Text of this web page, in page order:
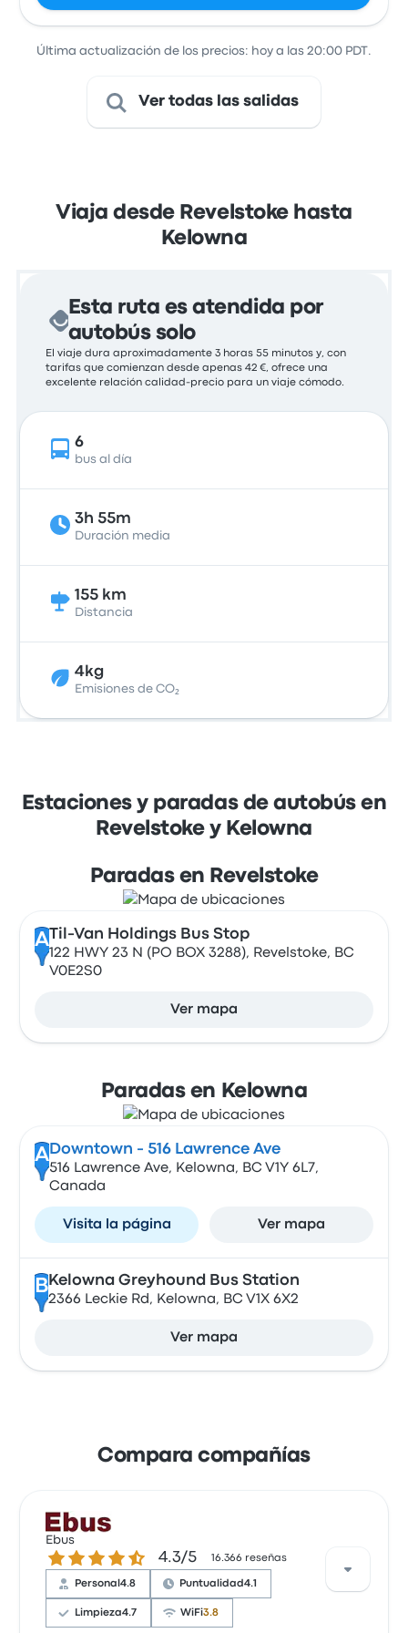
Última actualización de los precios: hoy a las 20:00 PDT.
Ver todas las salidas
Viaja desde Revelstoke hasta
Kelowna
Esta ruta es atendida por
autobús solo
El viaje dura aproximadamente 3 horas 55 minutos y, con
tarifas que comienzan desde apenas 42 €, ofrece una
excelente relación calidad-precio para un viaje cómodo.
6
bus al día
3h 55m
Duración media
155 km
Distancia
4kg
Emisiones de CO₂
Estaciones y paradas de autobús en
Revelstoke y Kelowna
Paradas en Revelstoke
A Til-Van Holdings Bus Stop
122 HWY 23 N (PO BOX 3288), Revelstoke, BC
V0E2S0
Ver mapa
Paradas en Kelowna
A Downtown - 516 Lawrence Ave
516 Lawrence Ave, Kelowna, BC V1Y 6L7,
Canada
Visita la página Ver mapa
B Kelowna Greyhound Bus Station
2366 Leckie Rd, Kelowna, BC V1X 6X2
Ver mapa
Compara compañías
Ebus
4.3 sobre 5 estrellas
4.3/5 16.366 reseñas
Personal4.8 Puntualidad4.1
Limpieza4.7 WiFi3.8